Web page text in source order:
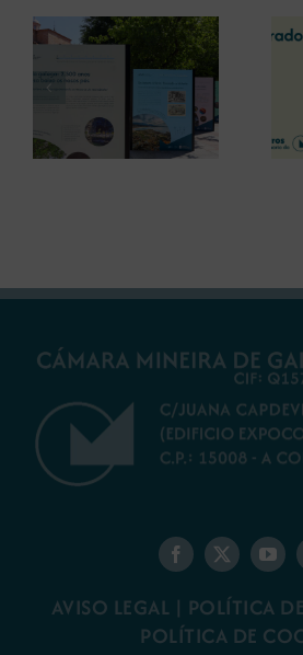
La COMG reúne a
dos líderes
empresarias con
motivo de su
Centenario para
debatir sobre el
AVISO LEGAL | POLÍTICA
POLÍTICA DE